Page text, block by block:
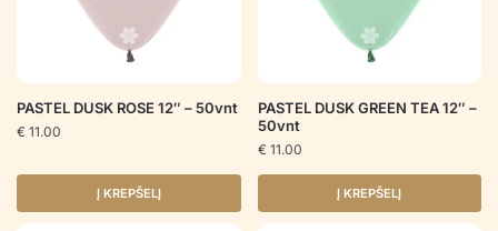
PASTEL DUSK ROSE 12″ – 50vnt
€ 11.00
Į KREPŠELĮ
PASTEL DUSK GREEN TEA 12″ –
50vnt
€ 11.00
Į KREPŠELĮ